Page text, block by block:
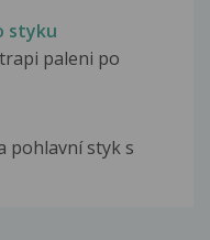
styku
paleni po
pohlavní styk s